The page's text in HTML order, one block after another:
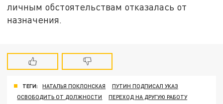
личным обстоятельствам отказалась от
назначения.
ТЕГИ: НАТАЛЬЯ ПОКЛОНСКАЯ
ПУТИН ПОДПИСАЛ УКАЗ
ОСВОБОДИТЬ ОТ ДОЛЖНОСТИ
ПЕРЕХОД НА ДРУГУЮ РАБОТУ